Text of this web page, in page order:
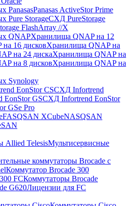
PanasasPanasas ActiveStor Prime
Pure StorageСХД PureStorage
FlashArray //X
QNAPХранилища QNAP на 12
16 дисковХранилища QNAP на
на 24 дискаХранилища QNAP на
на 8 дисковХранилища QNAP на
Synology
EonStor CSСХД Infortrend
GSСХД Infortrend EonStor
GSe Pro
QSAN XCubeNASQSAN
Allied TelesisМультисервисные
коммутаторы Brocade с
Коммутатор Brocade 300
FCКоммутаторы Brocade
G620Лицензии для FC